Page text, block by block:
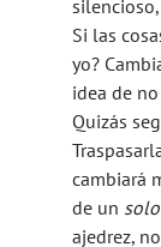
Si las
yo?
idea de
Quizás
cambiará
de un solo
ajedrez,